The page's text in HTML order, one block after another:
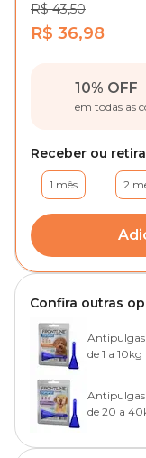
R$ 43,50
R$ 36,98
10% OFF
em todas as
Receber ou
1 mês 2
Confira outras
Antipulgas
de 1 a 10kg
Antipulgas
de 20 a